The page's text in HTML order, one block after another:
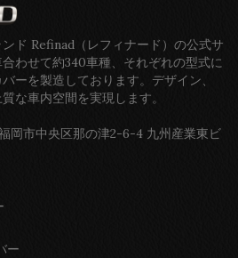
ド Refinad（レフィナード）の公式サ
わせて約340車種、それぞれの型式に
ーを製造しております。デザイン、
な車内空間を実現します。
岡市中央区那の津2-6-4 九州産業東ビ
ー